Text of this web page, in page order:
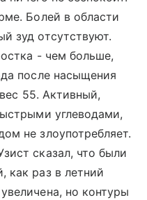
Болей в области
зуд отсутствуют.
- чем больше,
после насыщения
55. Активный,
углеводами,
не злоупотребляет.
сказал, что были
как раз в летний
но контуры